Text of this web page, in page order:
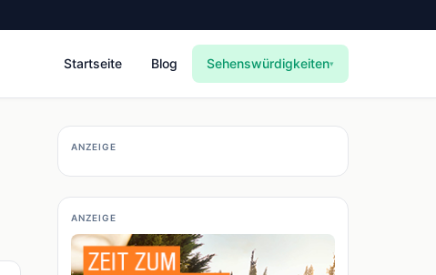
Startseite Blog Sehenswürdigkeiten▾
ANZEIGE
ANZEIGE